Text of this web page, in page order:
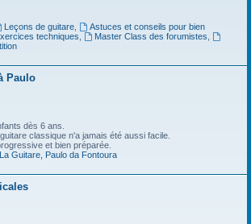
Leçons de guitare,
Astuces et conseils pour bien
techniques Master Class des forumistes
Paulo
dès 6 ans.
classique n'a jamais été aussi facile.
et bien préparée.
La Guitare, Paulo da Fontoura